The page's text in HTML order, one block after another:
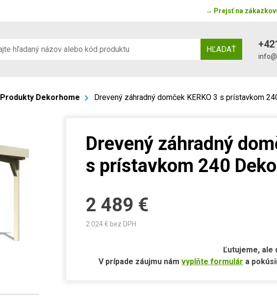
→ Prejsť na
HĽADAŤ
Produkty Dekorhome Drevený záhradný domček KERKO 3 s prístavkom
Drevený záhradný
s prístavkom 240
2 489 €
2 024€ bez DPH
Ľutujeme, ale
V prípade záujmu nám vyplňte formulár a